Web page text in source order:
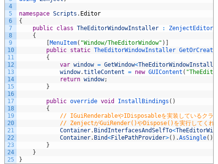
4
5
6
7
8
9
10
11
12
13
14
15
16
17
18
19
20
21
22
23
24
25
namespace Scripts . Editor
{
public class TheEditorWindowInstaller :
{
MenuItem( "Window/TheEditorWindow" )
public static TheEditorWindowInstaller
{
var window = GetWindow<
window.titleContent = new GUIContent (
return window;
}
public override void InstallBindings ( )
{
// IGuiRenderableやIDisposableを実装しているクラ
// ZenjectがGuiRender()やDispose()を実行してくれ
Container. BindInterfacesAndSelfTo<
Container. Bind<FilePathProvider>( ) .AsSingle( )
}
}
}